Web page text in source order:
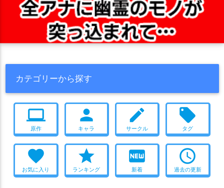
カテゴリーから探す
computer
原作
person
キャラ
create
サークル
local_offer
タグ
favorite
お気に入り
star
ランキング
fiber_new
新着
access_time
過去の更新